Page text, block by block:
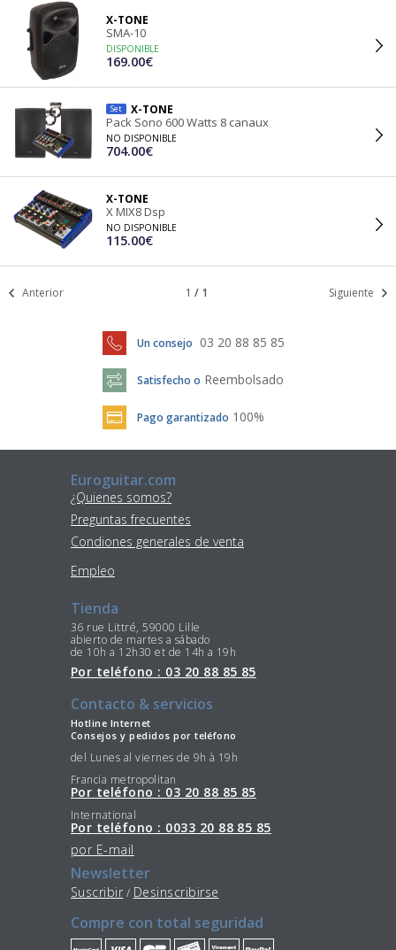
X-TONE
SMA-10
DISPONIBLE
169.00€
Set X-TONE
Pack Sono 600 Watts 8 canaux
NO DISPONIBLE
704.00€
X-TONE
X MIX8 Dsp
NO DISPONIBLE
115.00€
Anterior 1 / 1 Siguiente
Un consejo 03 20 88 85 85
Satisfecho o Reembolsado
Pago garantizado 100%
Euroguitar.com
¿Quienes somos?
Preguntas frecuentes
Condiones generales de venta
Empleo
Tienda
36 rue Littré, 59000 Lille
abierto de martes a sábado
de 10h a 12h30 et de 14h a 19h
Por teléfono : 03 20 88 85 85
Contacto & servicios
Hotline Internet
Consejos y pedidos por teléfono
del Lunes al viernes de 9h à 19h
Francia metropolitan
Por teléfono : 03 20 88 85 85
International
Por teléfono : 0033 20 88 85 85
por E-mail
Newsletter
Suscribir / Desinscribirse
Compre con total seguridad